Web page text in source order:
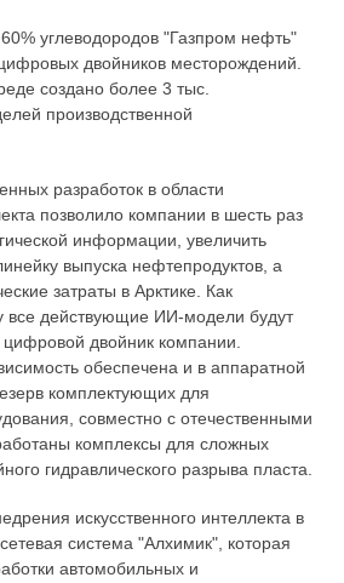
углеводородов "Газпром нефть"
двойников месторождений.
создано более 3 тыс.
производственной
разработок в области
позволило компании в шесть раз
информации, увеличить
выпуска нефтепродуктов, а
затраты в Арктике. Как
все действующие ИИ-модели будут
двойник компании.
обеспечена и в аппаратной
комплектующих для
совместно с отечественными
комплексы для сложных
гидравлического разрыва пласта.
искусственного интеллекта в
система "Алхимик", которая
автомобильных и